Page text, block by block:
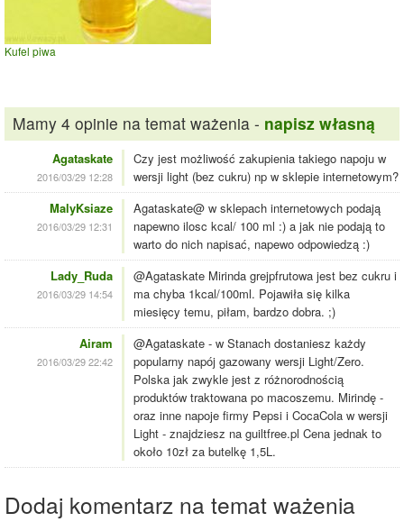
Kufel piwa
Mamy 4 opinie na temat ważenia - napisz własną
Agataskate
2016/03/29 12:28
Czy jest możliwość zakupienia takiego napoju w
wersji light (bez cukru) np w sklepie internetowym?
MalyKsiaze
2016/03/29 12:31
Agataskate@ w sklepach internetowych podają
napewno ilosc kcal/ 100 ml :) a jak nie podają to
warto do nich napisać, napewo odpowiedzą :)
Lady_Ruda
2016/03/29 14:54
@Agataskate Mirinda grejpfrutowa jest bez cukru i
ma chyba 1kcal/100ml. Pojawiła się kilka
miesięcy temu, piłam, bardzo dobra. ;)
Airam
2016/03/29 22:42
@Agataskate - w Stanach dostaniesz każdy
popularny napój gazowany wersji Light/Zero.
Polska jak zwykle jest z różnorodnością
produktów traktowana po macoszemu. Mirindę -
oraz inne napoje firmy Pepsi i CocaCola w wersji
Light - znajdziesz na guiltfree.pl Cena jednak to
około 10zł za butelkę 1,5L.
Dodaj komentarz na temat ważenia